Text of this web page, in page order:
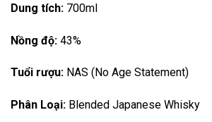
Dung tích: 700ml
Nồng độ: 43%
Tuổi rượu: NAS (No Age Statement)
Phân Loại: Blended Japanese Whisky